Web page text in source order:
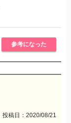
参考になった
投稿日：2020/08/21